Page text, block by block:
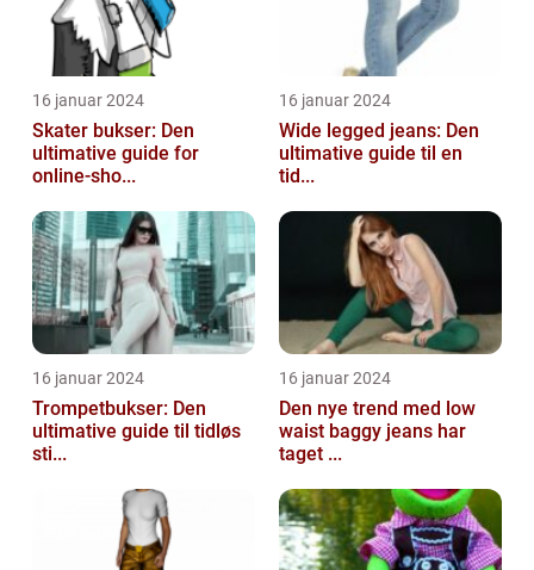
16 januar 2024
Skater bukser: Den
ultimative guide for
online-sho...
16 januar 2024
Wide legged jeans: Den
ultimative guide til en
tid...
16 januar 2024
Trompetbukser: Den
ultimative guide til tidløs
sti...
16 januar 2024
Den nye trend med low
waist baggy jeans har
taget ...